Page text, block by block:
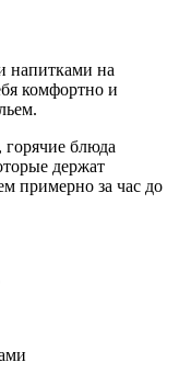
напитками на
комфортно и
горячие блюда
держат
примерно за час до